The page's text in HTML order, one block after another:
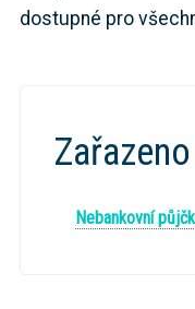
dostupné pro
Nebankovní